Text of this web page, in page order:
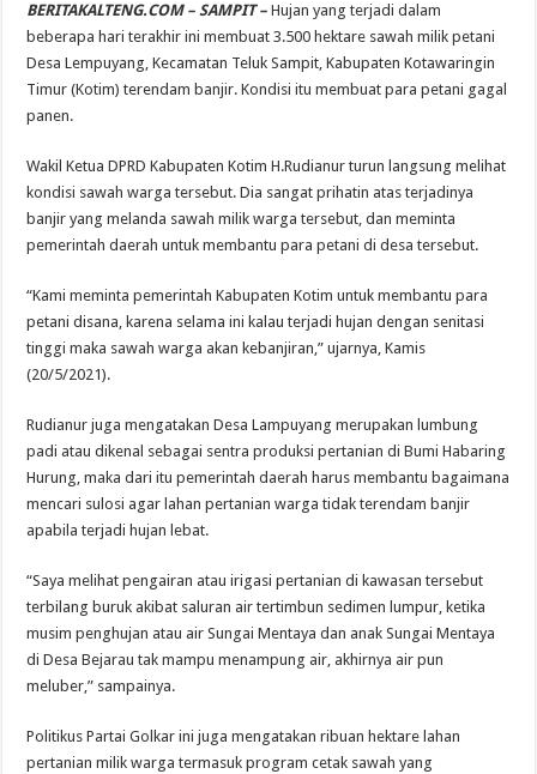
BERITAKALTENG.COM – SAMPIT – Hujan yang terjadi dalam
beberapa hari terakhir ini membuat 3.500 hektare sawah milik petani
Desa Lempuyang, Kecamatan Teluk Sampit, Kabupaten Kotawaringin
Timur (Kotim) terendam banjir. Kondisi itu membuat para petani gagal
panen.
Wakil Ketua DPRD Kabupaten Kotim H.Rudianur turun langsung melihat
kondisi sawah warga tersebut. Dia sangat prihatin atas terjadinya
banjir yang melanda sawah milik warga tersebut, dan meminta
pemerintah daerah untuk membantu para petani di desa tersebut.
“Kami meminta pemerintah Kabupaten Kotim untuk membantu para
petani disana, karena selama ini kalau terjadi hujan dengan senitasi
tinggi maka sawah warga akan kebanjiran,” ujarnya, Kamis
(20/5/2021).
Rudianur juga mengatakan Desa Lampuyang merupakan lumbung
padi atau dikenal sebagai sentra produksi pertanian di Bumi Habaring
Hurung, maka dari itu pemerintah daerah harus membantu bagaimana
mencari sulosi agar lahan pertanian warga tidak terendam banjir
apabila terjadi hujan lebat.
“Saya melihat pengairan atau irigasi pertanian di kawasan tersebut
terbilang buruk akibat saluran air tertimbun sedimen lumpur, ketika
musim penghujan atau air Sungai Mentaya dan anak Sungai Mentaya
di Desa Bejarau tak mampu menampung air, akhirnya air pun
meluber,” sampainya.
Politikus Partai Golkar ini juga mengatakan ribuan hektare lahan
pertanian milik warga termasuk program cetak sawah yang